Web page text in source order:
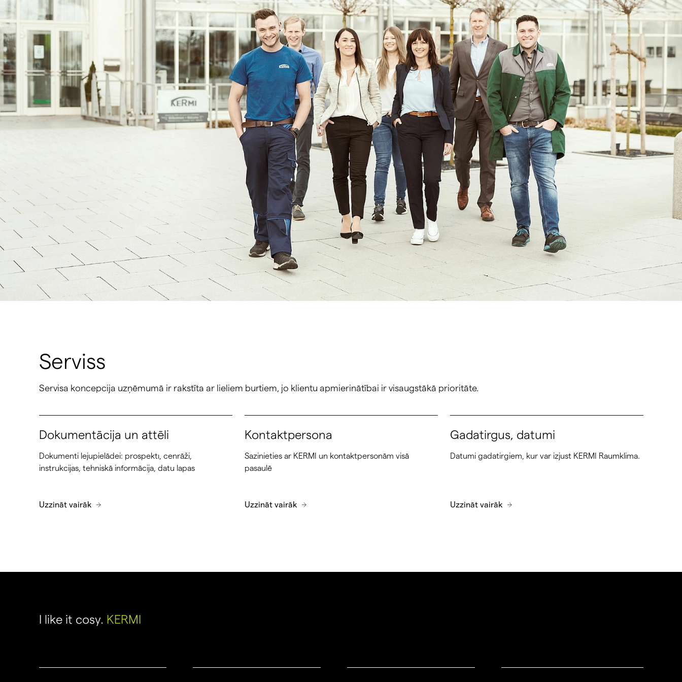
Serviss
Servisa koncepcija uzņēmumā ir rakstīta ar lieliem burtiem, jo klientu apmierinātībai ir visaugstākā prioritāte.
Dokumentācija un attēli
Dokumenti lejupielādei: prospektı, cenrāži,
instrukcijas, tehniskā informācija, datu lapas
Uzzināt vairāk
Kontaktpersona
Sazinieties ar KERMI un kontaktpersonām visā
pasaulē
Uzzināt vairāk
Gadatirgus, datumi
Datumi gadatirgiem, kur var izjust KERMI Raumklima.
Uzzināt vairāk
I like it cosy. KERMI